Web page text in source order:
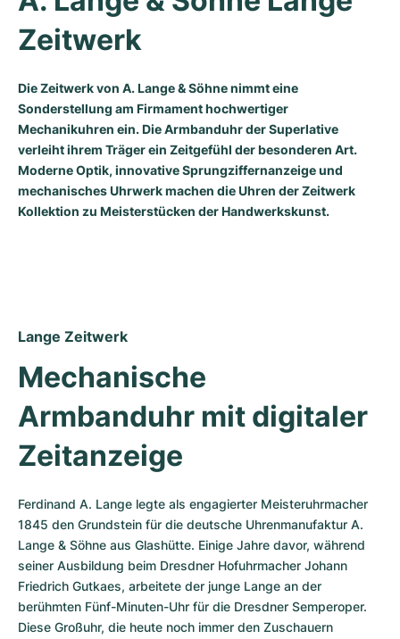
Milgauss
Yacht-Master
Yacht-Master II
Sea-Dweller
Damenuhren
Ronde
Crash
Pasha
Tortue
Damenuhren
Professional
Transocean
Cockpit
Chronospace
Damenuhren
Formula 1
Gebraucht
Damenuhren
Portofino
Da Vinci
Aquatimer
Spitfire
Spirit of Big Bang
Gebraucht
Zeitwerk
Die Zeitwerk von A. Lange & Söhne nimmt eine
Sonderstellung am Firmament hochwertiger
Mechanikuhren ein. Die Armbanduhr der Superlative
verleiht ihrem Träger ein Zeitgefühl der besonderen Art.
Moderne Optik, innovative Sprungziffernanzeige und
mechanisches Uhrwerk machen die Uhren der Zeitwerk
Kollektion zu Meisterstücken der Handwerkskunst.
Lange Zeitwerk
Mechanische
Armbanduhr mit digitaler
Zeitanzeige
Ferdinand A. Lange legte als engagierter Meisteruhrmacher
1845 den Grundstein für die deutsche Uhrenmanufaktur A.
Lange & Söhne aus Glashütte. Einige Jahre davor, während
seiner Ausbildung beim Dresdner Hofuhrmacher Johann
Friedrich Gutkaes, arbeitete der junge Lange an der
berühmten Fünf-Minuten-Uhr für die Dresdner Semperoper.
Diese Großuhr, die heute noch immer den Zuschauern